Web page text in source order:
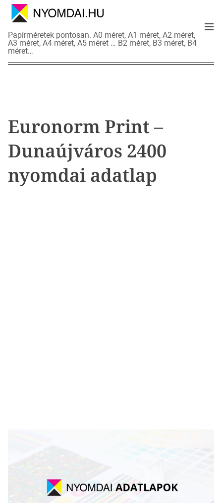
N
y
o
m
a
Papírméretek pontosan. A0 méret, A1 méret, A2 méret,
A3 méret, A4 méret, A5 méret … B2 méret, B3 méret, B4
méret…
M
Euronorm Print –
Dunaújváros 2400
nyomdai adatlap